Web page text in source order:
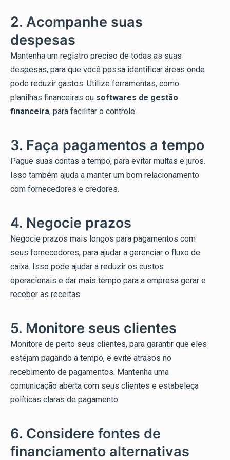
2. Acompanhe suas
despesas
Mantenha um registro preciso de todas as suas
despesas, para que você possa identificar áreas onde
pode reduzir gastos. Utilize ferramentas, como
planilhas financeiras ou softwares de gestão
financeira, para facilitar o controle.
3. Faça pagamentos a tempo
Pague suas contas a tempo, para evitar multas e juros.
Isso também ajuda a manter um bom relacionamento
com fornecedores e credores.
4. Negocie prazos
Negocie prazos mais longos para pagamentos com
seus fornecedores, para ajudar a gerenciar o fluxo de
caixa. Isso pode ajudar a reduzir os custos
operacionais e dar mais tempo para a empresa gerar e
receber as receitas.
5. Monitore seus clientes
Monitore de perto seus clientes, para garantir que eles
estejam pagando a tempo, e evite atrasos no
recebimento de pagamentos. Mantenha uma
comunicação aberta com seus clientes e estabeleça
políticas claras de pagamento.
6. Considere fontes de
financiamento alternativas